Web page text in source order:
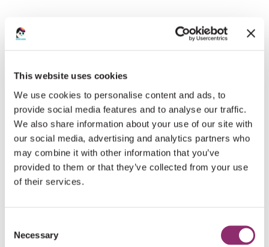
This website uses cookies
We use cookies to personalise content and ads, to
provide social media features and to analyse our traffic.
We also share information about your use of our site with
our social media, advertising and analytics partners who
may combine it with other information that you’ve
provided to them or that they’ve collected from your use
of their services.
Selection
Necessary
Ik fiets voor mijn nichtje Sara en voor alle andere kinderen
met dezelfde zeldzame spierziekte. Ik kijk uit naar een
recordopbrengst voor onderzoek naar deze spierziekte!
DEEL DEZE ACTIE
DONEER EN MAAK HET VERSCHIL!